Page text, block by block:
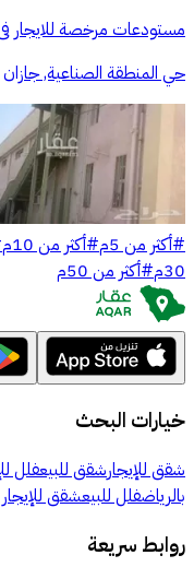
مستودعات مرخصة للايجار
حي المنطقة الصناعية, جازان
#أكثر من 5م #أكثر من 10م
30م #أكثر من 50م
خيارات البحث
شقق للإيجارشقق للبيعفلل
بالرياضفلل للبيعشقق
روابط سريعة